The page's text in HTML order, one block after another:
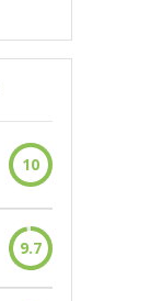
10
9.7